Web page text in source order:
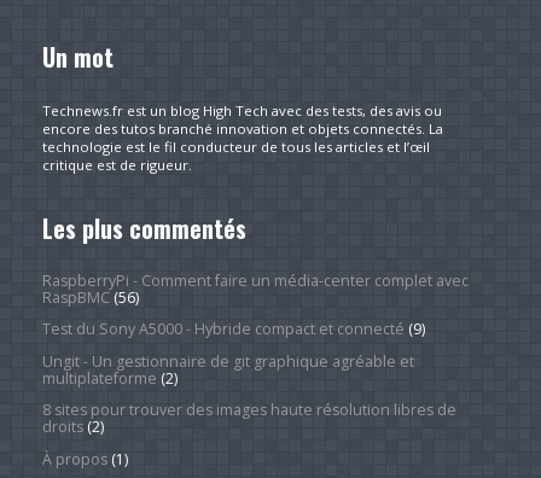
Un mot
Technews.fr est un blog High Tech avec des tests, des avis ou
encore des tutos branché innovation et objets connectés. La
technologie est le fil conducteur de tous les articles et l’œil
critique est de rigueur.
Les plus commentés
RaspberryPi - Comment faire un média-center complet avec
RaspBMC(56)
Test du Sony A5000 - Hybride compact et connecté (9)
Ungit - Un gestionnaire de git graphique agréable et
multiplateforme (2)
8 sites pour trouver des images haute résolution libres de
droits(2)
À propos(1)